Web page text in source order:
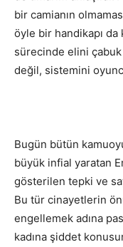
bir camianın
öyle bir handikapı da
sürecinde elini
değil, sistemini
Bugün bütün
büyük infial yaratan
gösterilen tepki ve
Bu tür cinayetlerin
engellemek adına
kadına şiddet